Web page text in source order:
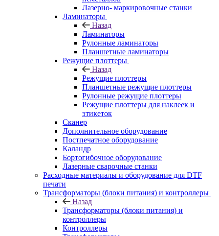
Лазерно- маркировочные станки
Ламинаторы
Назад
Ламинаторы
Рулонные ламинаторы
Планшетные ламинаторы
Режущие плоттеры
Назад
Режущие плоттеры
Планшетные режущие плоттеры
Рулонные режущие плоттеры
Режущие плоттеры для наклеек и
этикеток
Сканер
Дополнительное оборудование
Постпечатное оборудование
Каландр
Бортогибочное оборудование
Лазерные сварочные станки
Расходные материалы и оборудование для DTF
печати
Трансформаторы (блоки питания) и контроллеры
Назад
Трансформаторы (блоки питания) и
контроллеры
Контроллеры